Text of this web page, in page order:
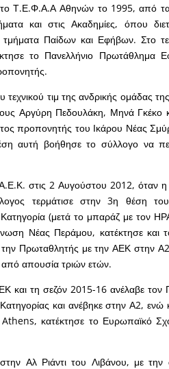
Τ.Ε.Φ.Α.Α Αθηνών το 1995, από
και στις Ακαδημίες, όπου
Παίδων και Εφήβων. Στο
το Πανελλήνιο Πρωτάθλημα
τεχνικού τιμ της ανδρικής ομάδας
Αργύρη Πεδουλάκη, Μηνά Γκέκο
προπονητής του Ικάρου Νέας
αυτή βοήθησε το σύλλογο να
Α.Ε.Κ. στις 2 Αυγούστου 2012, όταν
τερμάτισε στην 3η θέση του
(μετά το μπαράζ με τον
Νέας Περάμου, κατέκτησε
την Πρωταθλητής με την ΑΕΚ στην
απουσία τριών ετών.
τη σεζόν 2015-16 ανέλαβε τον
και ανέβηκε στην Α2, ενώ
κατέκτησε το Ευρωπαϊκό
Αλ Ριάντι του Λιβάνου, με